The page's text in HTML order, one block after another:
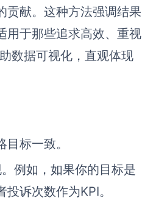
贡献。这种方法强调结果
用于那些追求高效、重视
数据可视化，直观体现
标一致。
例如，如果你的目标是
诉次数作为KPI。